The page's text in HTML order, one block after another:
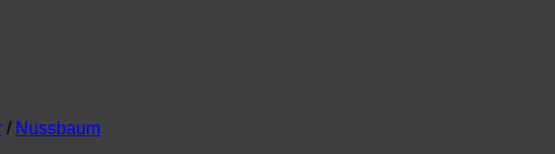
/ Nussbaum